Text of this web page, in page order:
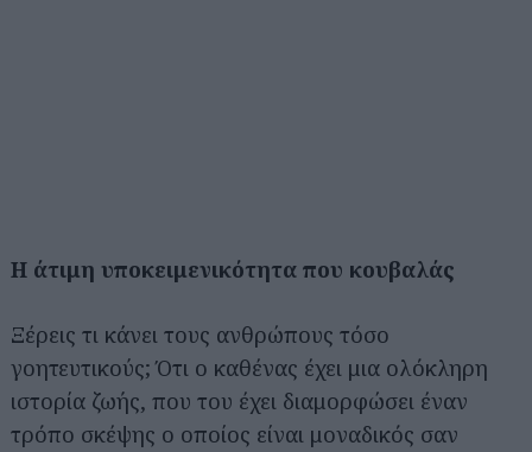
Η άτιμη υποκειμενικότητα που κουβαλάς
Ξέρεις τι κάνει τους ανθρώπους τόσο
γοητευτικούς; Ότι ο καθένας έχει μια ολόκληρη
ιστορία ζωής, που του έχει διαμορφώσει έναν
τρόπο σκέψης ο οποίος είναι μοναδικός σαν